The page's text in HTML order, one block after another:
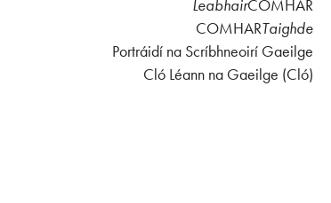
LeabhairCOMHAR
COMHARTaighde
Portráidí na Scríbhneoirí Gaeilge
Cló Léann na Gaeilge (Cló)